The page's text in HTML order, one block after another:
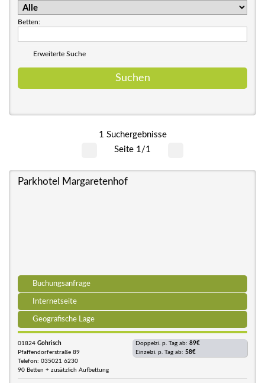
Betten:
Erweiterte Suche
1 Suchergebnisse
Seite 1/1
Parkhotel Margaretenhof
Buchungsanfrage
Internetseite
Geografische Lage
01824 Gohrisch
Pfaffendorferstraße 89
Telefon: 035021 6230
90 Betten + zusätzlich Aufbettung
Doppelzi. p. Tag ab: 89€
Einzelzi. p. Tag ab: 58€